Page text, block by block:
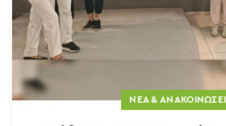
ΝΈΑ &